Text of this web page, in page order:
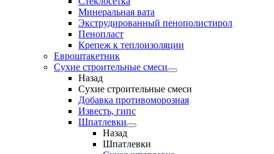
Минеральная вата
Экструдированный пенополистирол
Пенопласт
Крепеж к теплоизоляции
Евроштакетник
Сухие строительные смеси
Назад
Сухие строительные смеси
Добавка противоморозная
Известь, гипс
Шпатлевки
Назад
Шпатлевки